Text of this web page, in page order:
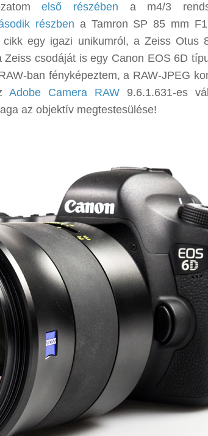
első részében a m4/3
részben a Tamron SP 85 mm
egy igazi unikumról, a Zeiss Otus
csodáját is egy Canon EOS 6D
ban fényképeztem, a RAW-JPEG
Adobe Camera RAW 9.6.1.631-es
az objektív megtestesülése!